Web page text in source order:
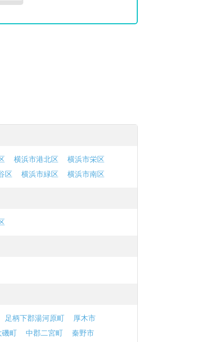
横浜市港北区
横浜市栄区
区 横浜市緑区 横浜市南区
足柄下郡湯河原町
厚木市
磯町 中郡二宮町
秦野市